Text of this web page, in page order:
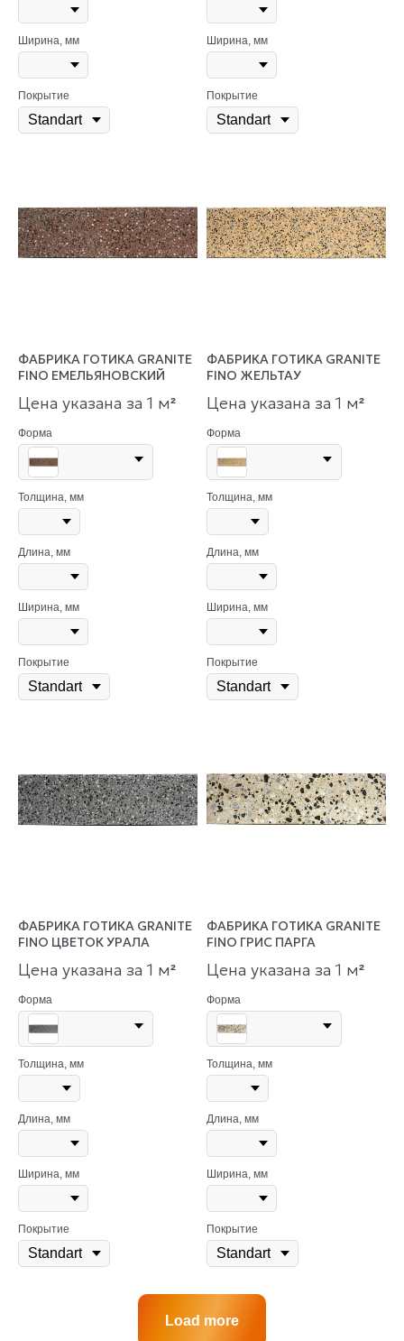
Ширина, мм
Покрытие
Ширина, мм
Покрытие
ФАБРИКА ГОТИКА GRANITE
FINO ЕМЕЛЬЯНОВСКИЙ
Цена указана за 1 м²
Форма
Толщина, мм
Длина, мм
Ширина, мм
Покрытие
ФАБРИКА ГОТИКА GRANITE
FINO ЖЕЛЬТАУ
Цена указана за 1 м²
Форма
Толщина, мм
Длина, мм
Ширина, мм
Покрытие
ФАБРИКА ГОТИКА GRANITE
FINO ЦВЕТОК УРАЛА
Цена указана за 1 м²
Форма
Толщина, мм
Длина, мм
Ширина, мм
Покрытие
ФАБРИКА ГОТИКА GRANITE
FINO ГРИС ПАРГА
Цена указана за 1 м²
Форма
Толщина, мм
Длина, мм
Ширина, мм
Покрытие
Load more